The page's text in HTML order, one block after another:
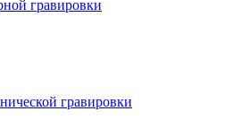
гравировки
гравировки